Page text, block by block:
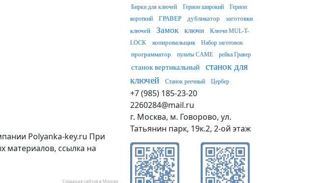
Бирки для ключей
Герион широкий
Герион
короткий
ГРАВЕР дубликатор
заготовки
ключей
Замок ключи
Ключи MUL-T-
LOCK
копировальщик Набор заготовок
программатор пульты CAME рейка Гравер
станок вертикальный
станок для
ключей
Станок реечный Цербер
Polyanka-key.ru При
материалов, ссылка на
Создание сайтов в Москве
+7 (985) 185-23-20
2260284@mail.ru
г. Москва, м. Говорово, ул.
Татьянин парк, 19к.2, 2-ой этаж